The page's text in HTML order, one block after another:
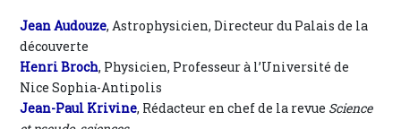
Jean Audouze, Astrophysicien, Directeur du Palais de la
découverte
Henri Broch, Physicien, Professeur à l’Université de
Nice Sophia-Antipolis
Jean-Paul Krivine, Rédacteur en chef de la revue Science